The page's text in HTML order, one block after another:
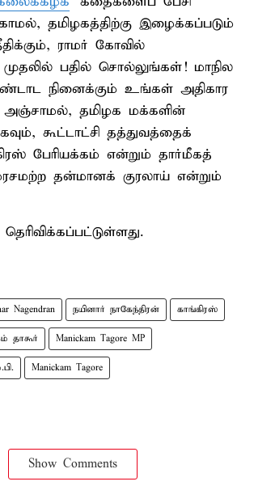
தமிழகத்திற்கு இழைக்கப்படும்
ராமர் கோவில்
பதில் சொல்லுங்கள்! மாநில
நினைக்கும் உங்கள் அதிகார
அஞ்சாமல், தமிழக மக்களின்
கூட்டாட்சி தத்துவத்தைக்
பேரியக்கம் என்றும் தார்மீகத்
தன்மானக் குரலாய் என்றும்
Nagendran நயினார் நாகேந்திரன் காங்கிரஸ்
தாகூர் Manickam Tagore MP
Manickam Tagore
Show Comments